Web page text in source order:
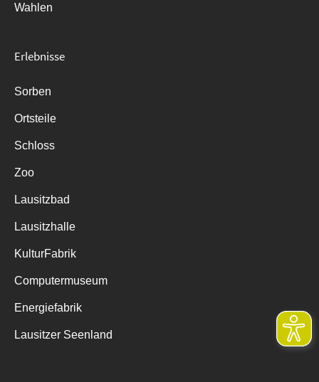
Wahlen
Erlebnisse
Sorben
Ortsteile
Schloss
Zoo
Lausitzbad
Lausitzhalle
KulturFabrik
Computermuseum
Energiefabrik
Lausitzer Seenland